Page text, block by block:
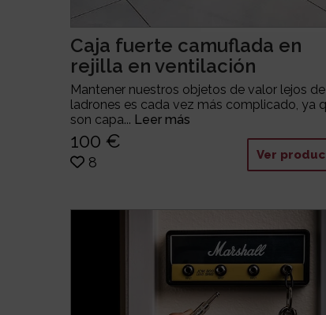
Caja fuerte camuflada en
rejilla en ventilación
Mantener nuestros objetos de valor lejos
ladrones es cada vez más complicado, ya
son capa... Leer más
100 €
8 Ver